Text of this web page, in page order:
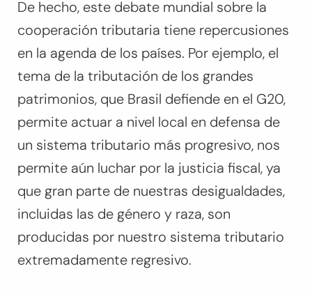
De hecho, este debate mundial sobre la
cooperación tributaria tiene repercusiones
en la agenda de los países. Por ejemplo, el
tema de la tributación de los grandes
patrimonios, que Brasil defiende en el G20,
permite actuar a nivel local en defensa de
un sistema tributario más progresivo, nos
permite aún luchar por la justicia fiscal, ya
que gran parte de nuestras desigualdades,
incluidas las de género y raza, son
producidas por nuestro sistema tributario
extremadamente regresivo.